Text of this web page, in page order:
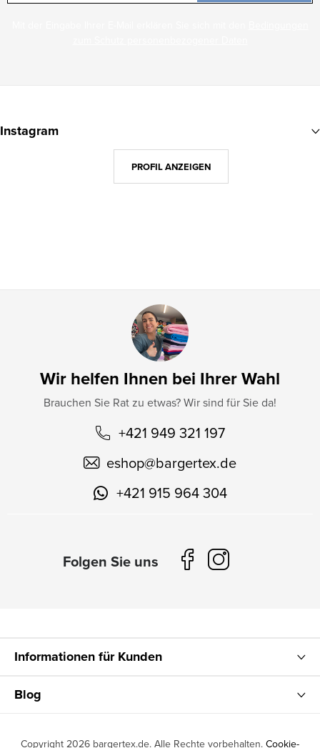
u
Wir helfen Ihnen bei Ihrer Wahl
Brauchen Sie Rat zu etwas? Wir sind für Sie da!
+421 949 321 197
eshop@bargertex.de
+421 915 964 304
Instagram
PROFIL ANZEIGEN
Informationen für Kunden
Blog
Copyright 2026 bargertex.de. Alle Rechte vorbehalten. Cookie-